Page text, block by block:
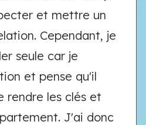
et mettre un
Cependant, je
seule car je
et pense qu'il
rendre les clés et
J'ai donc